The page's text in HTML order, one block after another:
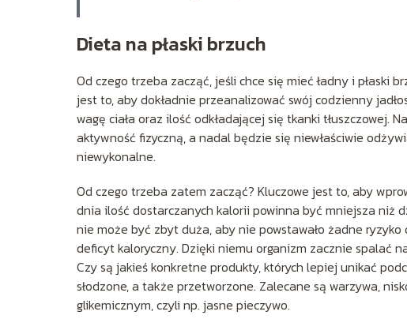
Dieta na płaski brzuch
Od czego trzeba zacząć, jeśli chce się mieć ładny i płaski
jest to, aby dokładnie przeanalizować swój codzienny
wagę ciała oraz ilość odkładającej się tkanki tłuszczowej.
aktywność fizyczną, a nadal będzie się niewłaściwie
niewykonalne.
Od czego trzeba zatem zacząć? Kluczowe jest to, aby
dnia ilość dostarczanych kalorii powinna być mniejsza niż
nie może być zbyt duża, aby nie powstawało żadne
deficyt kaloryczny. Dzięki niemu organizm zacznie spalać
Czy są jakieś konkretne produkty, których lepiej unikać
słodzone, a także przetworzone. Zalecane są warzywa,
glikemicznym, czyli np. jasne pieczywo.